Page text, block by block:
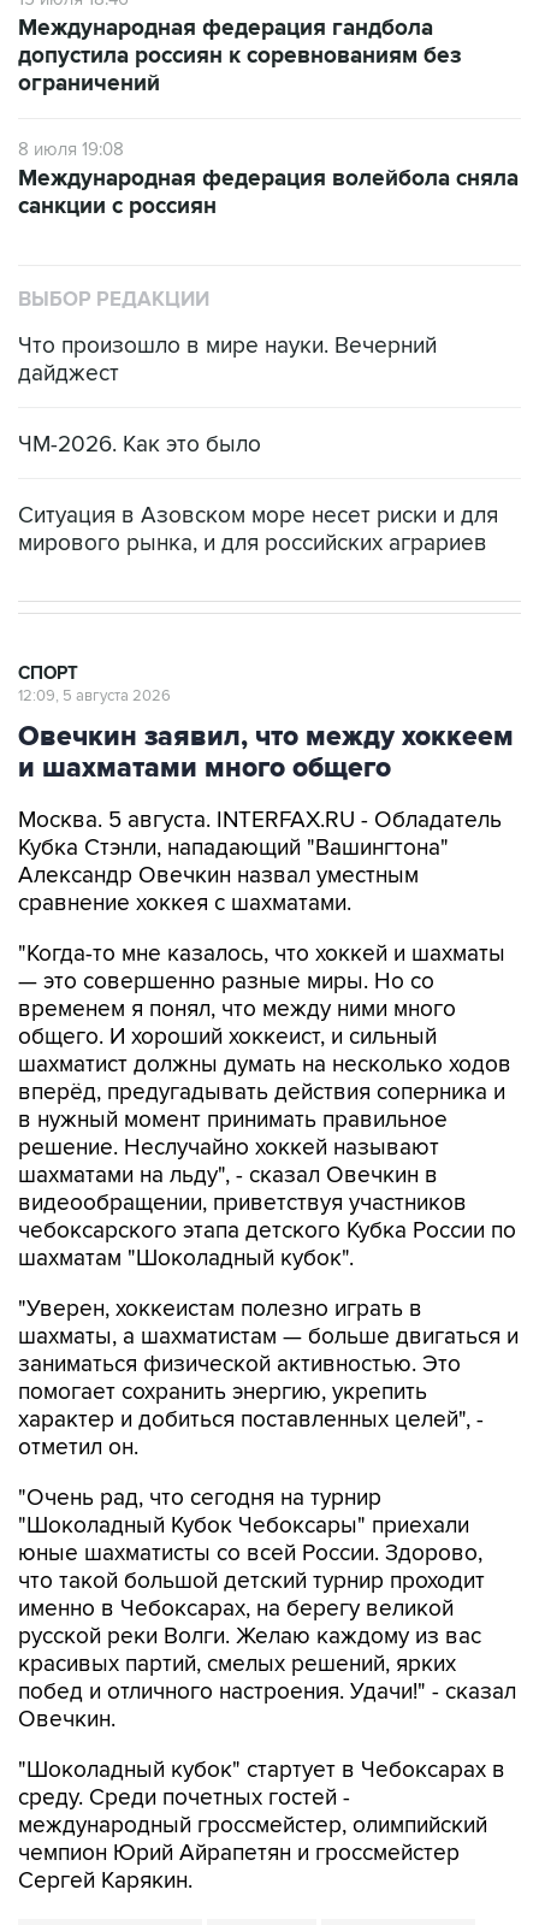
Международная федерация гандбола
допустила россиян к соревнованиям без
ограничений
8 июля 19:08
Международная федерация волейбола сняла
санкции с россиян
ВЫБОР РЕДАКЦИИ
Что произошло в мире науки. Вечерний
дайджест
ЧМ-2026. Как это было
Ситуация в Азовском море несет риски и для
мирового рынка, и для российских аграриев
СПОРТ
12:09, 5 августа 2026
Овечкин заявил, что между хоккеем
и шахматами много общего
Москва. 5 августа. INTERFAX.RU - Обладатель
Кубка Стэнли, нападающий "Вашингтона"
Александр Овечкин назвал уместным
сравнение хоккея с шахматами.
"Когда-то мне казалось, что хоккей и шахматы
— это совершенно разные миры. Но со
временем я понял, что между ними много
общего. И хороший хоккеист, и сильный
шахматист должны думать на несколько ходов
вперёд, предугадывать действия соперника и
в нужный момент принимать правильное
решение. Неслучайно хоккей называют
шахматами на льду", - сказал Овечкин в
видеообращении, приветствуя участников
чебоксарского этапа детского Кубка России по
шахматам "Шоколадный кубок".
"Уверен, хоккеистам полезно играть в
шахматы, а шахматистам — больше двигаться и
заниматься физической активностью. Это
помогает сохранить энергию, укрепить
характер и добиться поставленных целей", -
отметил он.
"Очень рад, что сегодня на турнир
"Шоколадный Кубок Чебоксары" приехали
юные шахматисты со всей России. Здорово,
что такой большой детский турнир проходит
именно в Чебоксарах, на берегу великой
русской реки Волги. Желаю каждому из вас
красивых партий, смелых решений, ярких
побед и отличного настроения. Удачи!" - сказал
Овечкин.
"Шоколадный кубок" стартует в Чебоксарах в
среду. Среди почетных гостей -
международный гроссмейстер, олимпийский
чемпион Юрий Айрапетян и гроссмейстер
Сергей Карякин.